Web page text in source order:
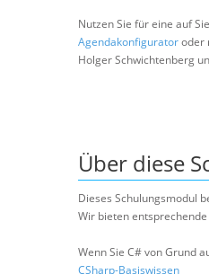
Nutzen Sie für eine auf
Agendakonfiguratoroder
Holger Schwichtenberg
Über diese
Dieses Schulungsmodul
Wir bieten
Wenn Sie C# von Grund
CSharp-Basiswissen